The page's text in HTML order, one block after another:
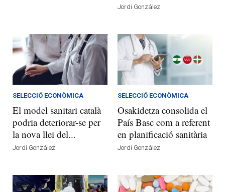
Jordi González
SELECCIÓ ECONÒMICA
El model sanitari català
podria deteriorar-se per
la nova llei del...
Jordi González
SELECCIÓ ECONÒMICA
Osakidetza consolida el
País Basc com a referent
en planificació sanitària
Jordi González